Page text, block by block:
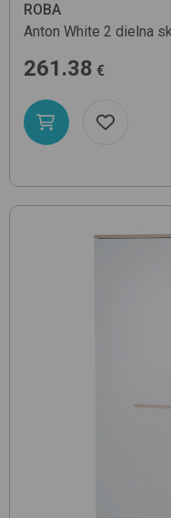
ROBA
Anton White 2 dielna
261.38 €